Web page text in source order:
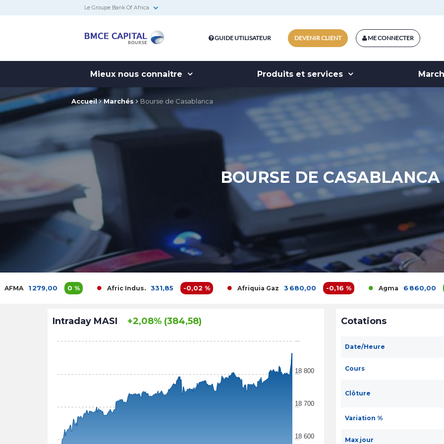
Le Groupe Bank Of Africa
Bourse
ME CONNECTER
DEVENIR CLIENT
GUIDE UTILISATEUR
Mieux nous connaitre Produits et services
Accueil Marchés Bourse de Casablanca
BOURSE DE CASABLANCA
0 % Afric Indus. 331,85 -0,02 % Afriquia Gaz 3 680,00 -0,16 % Agma 6 860,00 0 %
Intraday MASI +2,08% (384,58)
18 600
18 700
18 800
Cotations
Date/Heure
Cours
Clôture
Variation %
Max jour